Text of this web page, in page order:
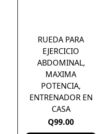
RUEDA PARA
EJERCICIO
ABDOMINAL,
MAXIMA
POTENCIA,
ENTRENADOR EN
CASA
Q99.00